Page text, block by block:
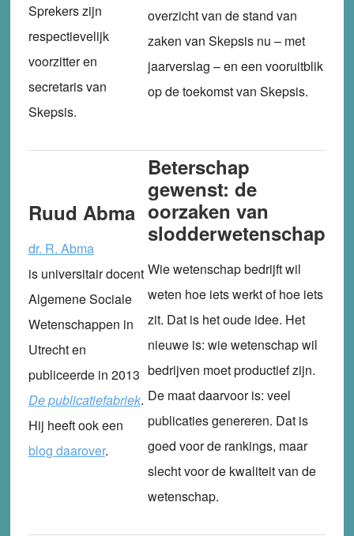
Sprekers zijn
respectievelijk
voorzitter en
secretaris van
Skepsis.
overzicht van de stand van
zaken van Skepsis nu – met
jaarverslag – en een vooruitblik
op de toekomst van Skepsis.
Ruud Abma
dr. R. Abma
is universitair docent
Algemene Sociale
Wetenschappen in
Utrecht en
publiceerde in 2013
De publicatiefabriek.
Hij heeft ook een
blog daarover.
Beterschap
gewenst: de
oorzaken van
slodderwetenschap
Wie wetenschap bedrijft wil
weten hoe iets werkt of hoe iets
zit. Dat is het oude idee. Het
nieuwe is: wie wetenschap wil
bedrijven moet productief zijn.
De maat daarvoor is: veel
publicaties genereren. Dat is
goed voor de rankings, maar
slecht voor de kwaliteit van de
wetenschap.